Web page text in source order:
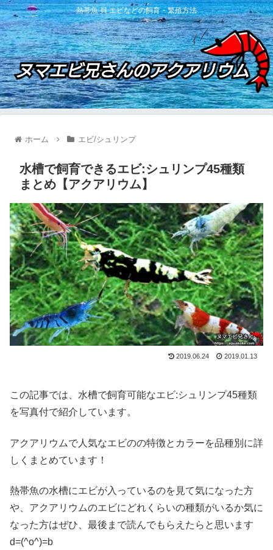
熱帯魚 貝 エビなどの飼育・繁殖方法
ホーム エビ/シュリンプ
水槽で飼育できるエビ:シュリンプ45種類
まとめ【アクアリウム】
2019.06.24 2019.01.13
この記事では、水槽で飼育可能なエビ:シュリンプ45種類
を写真付で紹介しています。
アクアリウムで人気なエビのの特徴とカラーを品種別に詳
しくまとめています！
熱帯魚の水槽にエビが入っているのを見て気になった方
や、アクアリウムのエビにどれくらいの種類がいるか気に
なった方はぜひ、最後まで読んでもらえたらと思います
d=(^o^)=b